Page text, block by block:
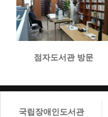
점자도서관 방문
국립장애인도서관